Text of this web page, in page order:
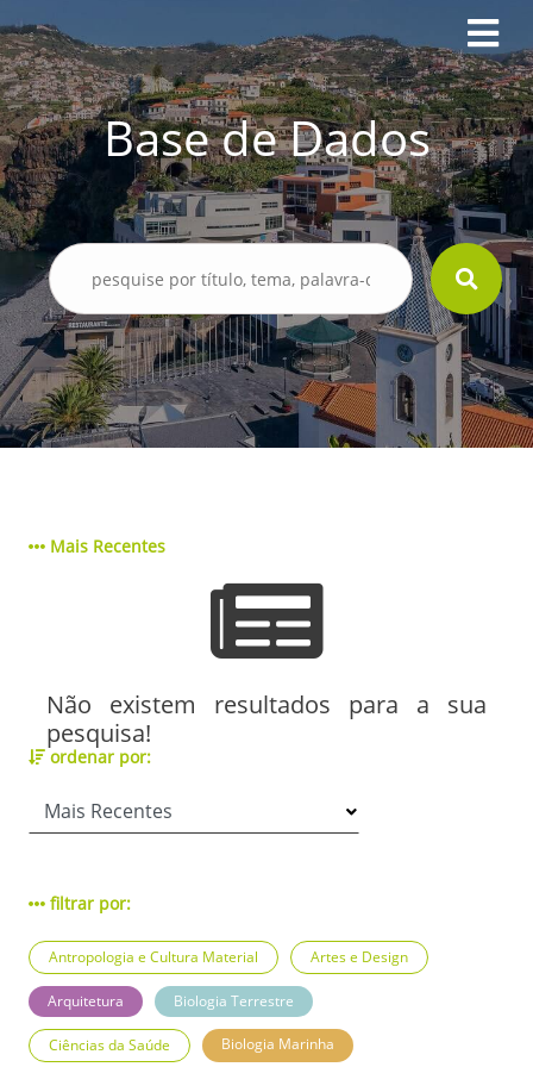
Base de Dados
Mais Recentes
Não existem resultados para a sua
pesquisa!
ordenar por:
filtrar por:
Antropologia e Cultura Material Artes e Design
Arquitetura Biologia Terrestre
Ciências da Saúde Biologia Marinha